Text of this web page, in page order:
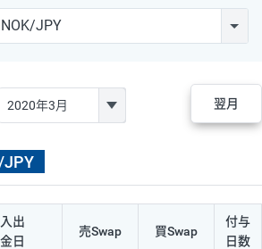
NOK/JPY
翌月
JPY
入出
金日
売Swap 買Swap
付与
日数